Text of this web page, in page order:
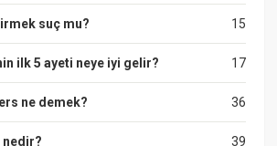
15
suç mu?
17
ilk 5 ayeti neye iyi gelir?
36
ne demek?
39
nedir?